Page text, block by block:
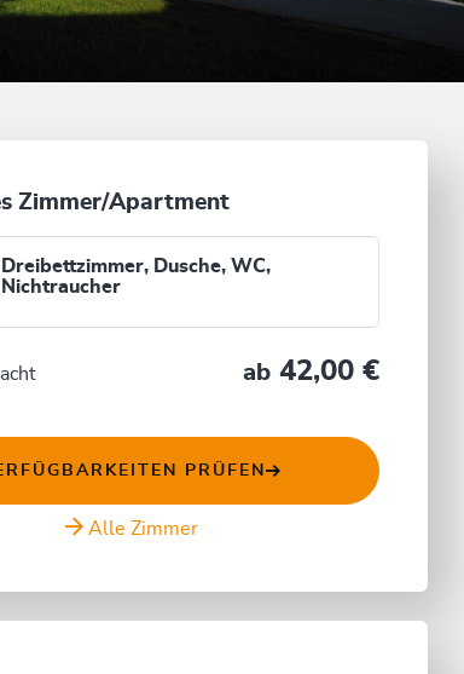
Zimmer/Apartment
Dreibettzimmer, Dusche, WC,
Nichtraucher
ab 42,00 €
PRÜFEN
Alle Zimmer